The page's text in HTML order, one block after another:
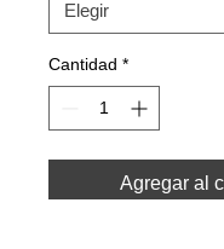
Cantidad *
Agregar al